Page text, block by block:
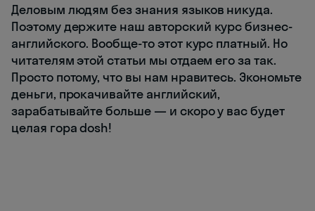
Деловым людям без знания языков никуда.
Поэтому держите наш авторский курс бизнес-
английского. Вообще-то этот курс платный. Но
читателям этой статьи мы отдаем его за так.
Просто потому, что вы нам нравитесь. Экономьте
деньги, прокачивайте английский,
зарабатывайте больше — и скоро у вас будет
целая гора dosh!